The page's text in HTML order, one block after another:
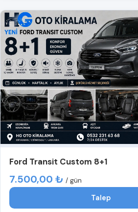
Ford Transit Custom 8+1
7.500,00 ₺ / gün
Talep